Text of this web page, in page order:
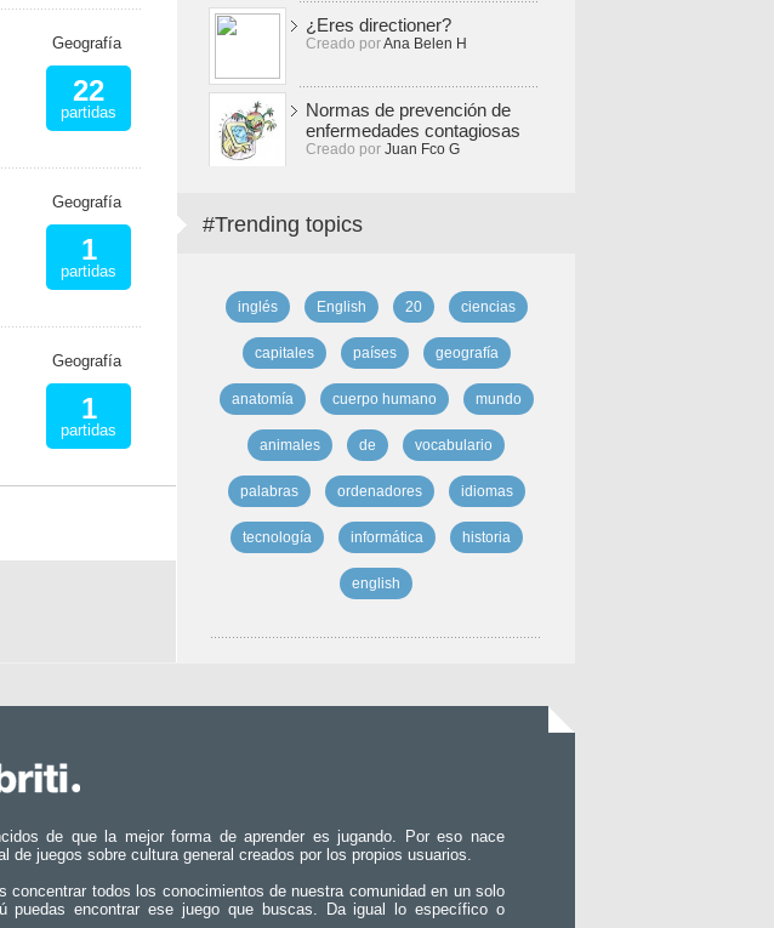
Geografía
22
partidas
Geografía
1
partidas
Geografía
1
partidas
¿Eres directioner?
Creado porAna Belen H
Normas de prevención de
enfermedades contagiosas
Creado por Juan Fco G
#Trending topics
inglés English 20 ciencias
capitales países geografía
anatomía cuerpo humano mundo
animales de vocabulario
palabras ordenadores idiomas
tecnología informática historia
english
de que la mejor forma de aprender es jugando. Por eso nace
de juegos sobre cultura general creados por los propios usuarios.
concentrar todos los conocimientos de nuestra comunidad en un solo
puedas encontrar ese juego que buscas. Da igual lo específico o